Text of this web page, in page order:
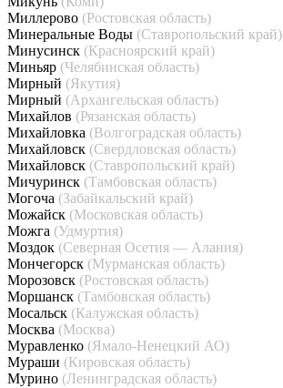
Миллерово (Ростовская область)
Минеральные Воды (Ставропольский край)
Минусинск (Красноярский край)
Миньяр (Челябинская область)
Мирный (Якутия)
Мирный (Архангельская область)
Михайлов (Рязанская область)
Михайловка (Волгоградская область)
Михайловск (Свердловская область)
Михайловск (Ставропольский край)
Мичуринск (Тамбовская область)
Могоча (Забайкальский край)
Можайск (Московская область)
Можга (Удмуртия)
Моздок (Северная Осетия — Алания)
Мончегорск (Мурманская область)
Морозовск (Ростовская область)
Моршанск (Тамбовская область)
Мосальск (Калужская область)
Москва (Москва)
Муравленко (Ямало-Ненецкий АО)
Мураши (Кировская область)
Мурино (Ленинградская область)